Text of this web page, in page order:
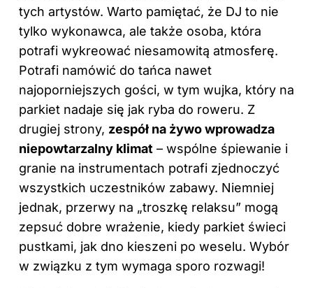
tych artystów. Warto pamiętać, że DJ to nie
tylko wykonawca, ale także osoba, która
potrafi wykreować niesamowitą atmosferę.
Potrafi namówić do tańca nawet
najoporniejszych gości, w tym wujka, który na
parkiet nadaje się jak ryba do roweru. Z
drugiej strony, zespół na żywo wprowadza
niepowtarzalny klimat – wspólne śpiewanie i
granie na instrumentach potrafi zjednoczyć
wszystkich uczestników zabawy. Niemniej
jednak, przerwy na „troszkę relaksu” mogą
zepsuć dobre wrażenie, kiedy parkiet świeci
pustkami, jak dno kieszeni po weselu. Wybór
w związku z tym wymaga sporo rozwagi!